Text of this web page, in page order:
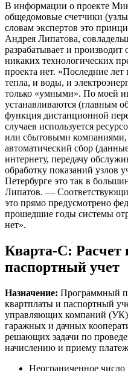
В информации о проекте
общедомовые счетчики
словам экспертов это
Андрея Липатова,
разрабатывает и производит
никаких технологических
проекта нет. «Последние
тепла, и воды, и
только «умными». По моей
устанавливаются (главным
функция дистанционной
случаев используется
или сбытовыми компаниями,
автоматический сбор
интернету, передачу
обработку показаний узлов
Петербурге это так в
Липатов. —
это прямо предусмотрено
прошедшие годы системы
нет».
Кварта-С: Расчет
паспортный учет
Назначение: Программный
квартплаты и паспортный
управляющих компаний
гаражных и дачных
решающих задачи по
начислению и приему
Неограниченное число